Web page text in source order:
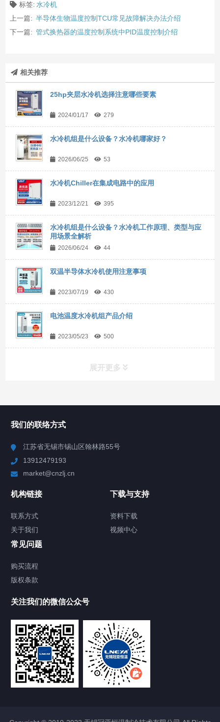
标签: 水冷机
上一篇: 半导体生物温度控制TCU常见故障解决办法介绍
下一篇: 管式换热器的温度控制系统中PID温度控制介绍
相关推荐
25hp夹层水冷机选择注意哪些要素
2024/01/17 279
水冷机组是什么设备？水冷机哪家好？
2026/06/25 53
水冷机Chiller在集成电路中的应用
2023/12/21 395
水冷机组是什么设备？水冷机工作原理、类型与应
用场景全解析
2026/06/24 44
双温半导体水冷机使用注意事项
2023/07/19 430
电池温度水冷机组产品介绍
2023/05/23 500
展开更多
Chiller高精度制冷循环器
TCU温度控制单元
Chiller气体控温系统
Chamber试验箱
FREEZER低温箱
VOCs冷凝回收装置
我们的联络方式
江苏省无锡市锡山区翰林路55号
13912479193
market@cnzlj.cn
机构链接
联系方式
关于我们
下载与支持
资料下载
视频中心
常见问题
购买流程
版权条款
关注我们的微信公众号